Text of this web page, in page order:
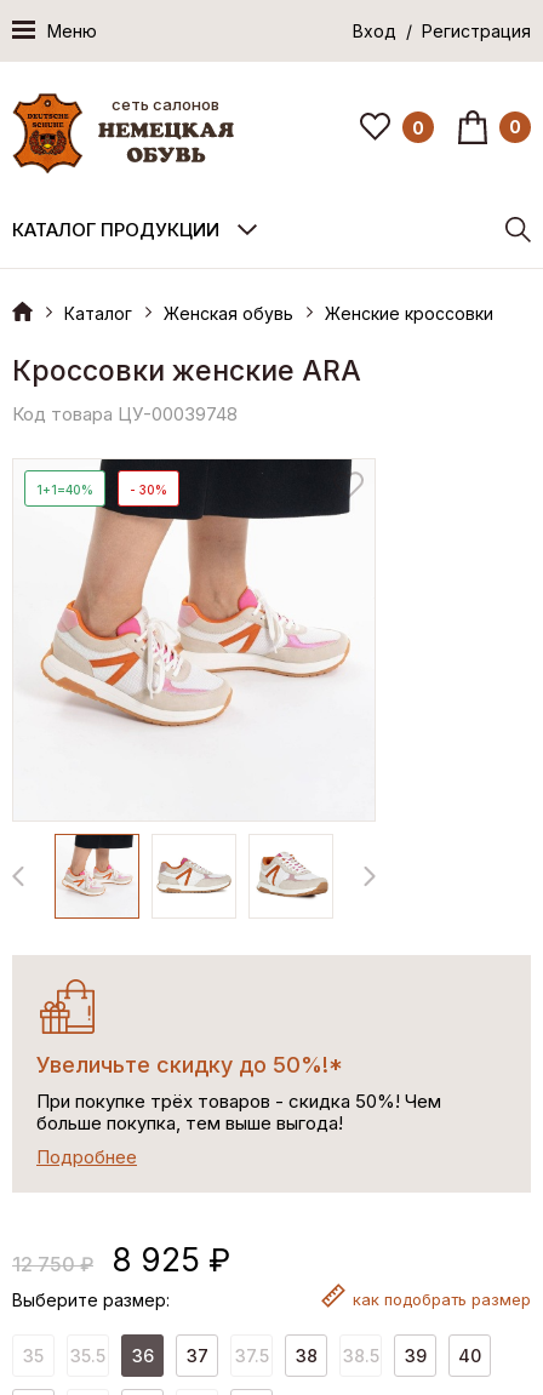
Меню Вход / Регистрация
сеть салонов
0 0
КАТАЛОГ ПРОДУКЦИИ
Каталог Женская обувь Женские кроссовки
Кроссовки женские ARA
Код товара ЦУ-00039748
1+1=40% - 30%
Увеличьте скидку до 50%!*
При покупке трёх товаров - скидка 50%! Чем
больше покупка, тем выше выгода!
Подробнее
12 750 ₽ 8 925 ₽
Выберите размер: как подобрать размер
35 35.5 36 37 37.5 38 38.5 39 40